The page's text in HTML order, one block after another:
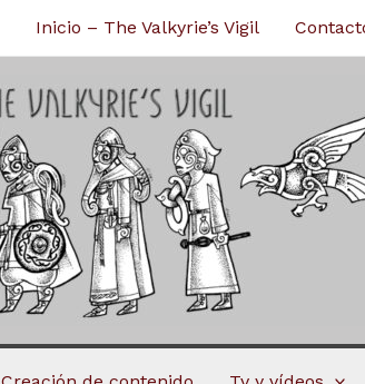
Inicio – The Valkyrie’s Vigil